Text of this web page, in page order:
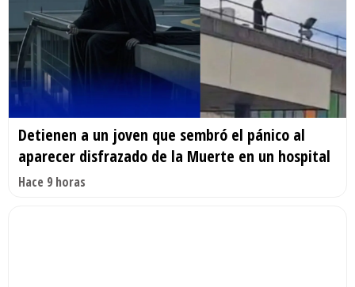
Detienen a un joven que sembró el pánico al
aparecer disfrazado de la Muerte en un hospital
Hace 9 horas